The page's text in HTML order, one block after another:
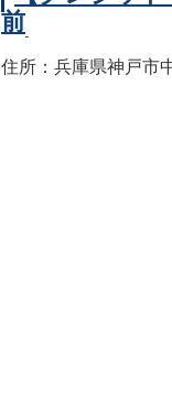
前
住所：兵庫県神戸市